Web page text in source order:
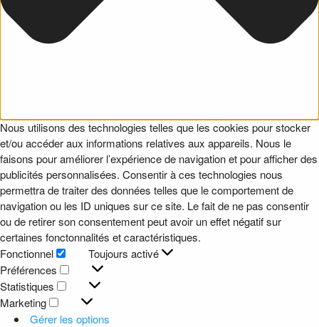
Nous utilisons des technologies telles que les cookies pour stocker
et/ou accéder aux informations relatives aux appareils. Nous le
faisons pour améliorer l’expérience de navigation et pour afficher des
publicités personnalisées. Consentir à ces technologies nous
permettra de traiter des données telles que le comportement de
navigation ou les ID uniques sur ce site. Le fait de ne pas consentir
ou de retirer son consentement peut avoir un effet négatif sur
certaines fonctonnalités et caractéristiques.
Fonctionnel
Fonctionnel
Toujours activé
Préférences
Préférences
Statistiques
Statistiques
Marketing
Marketing
Gérer les options